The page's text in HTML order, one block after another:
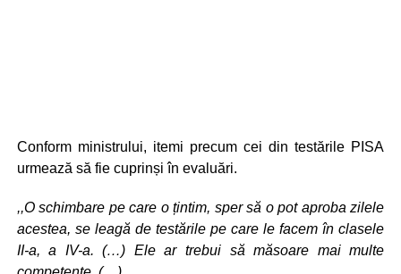
Conform ministrului, itemi precum cei din testările PISA
urmează să fie cuprinși în evaluări.
,,O schimbare pe care o țintim, sper să o pot aproba zilele
acestea, se leagă de testările pe care le facem în clasele
II-a, a IV-a. (…) Ele ar trebui să măsoare mai multe